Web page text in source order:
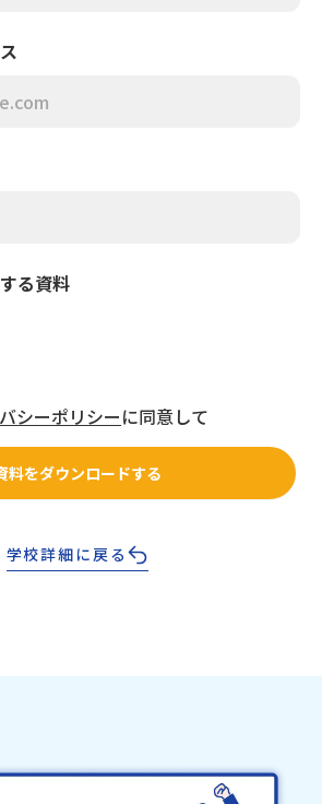
る資料
シーポリシーに同意して
料をダウンロードする
学校詳細に戻る